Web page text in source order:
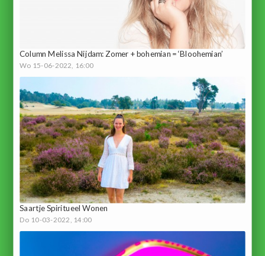
Column Melissa Nijdam: Zomer + bohemian = ‘Bloohemian’
Wo 15-06-2022, 16:00
Saartje Spiritueel Wonen
Do 10-03-2022, 14:00